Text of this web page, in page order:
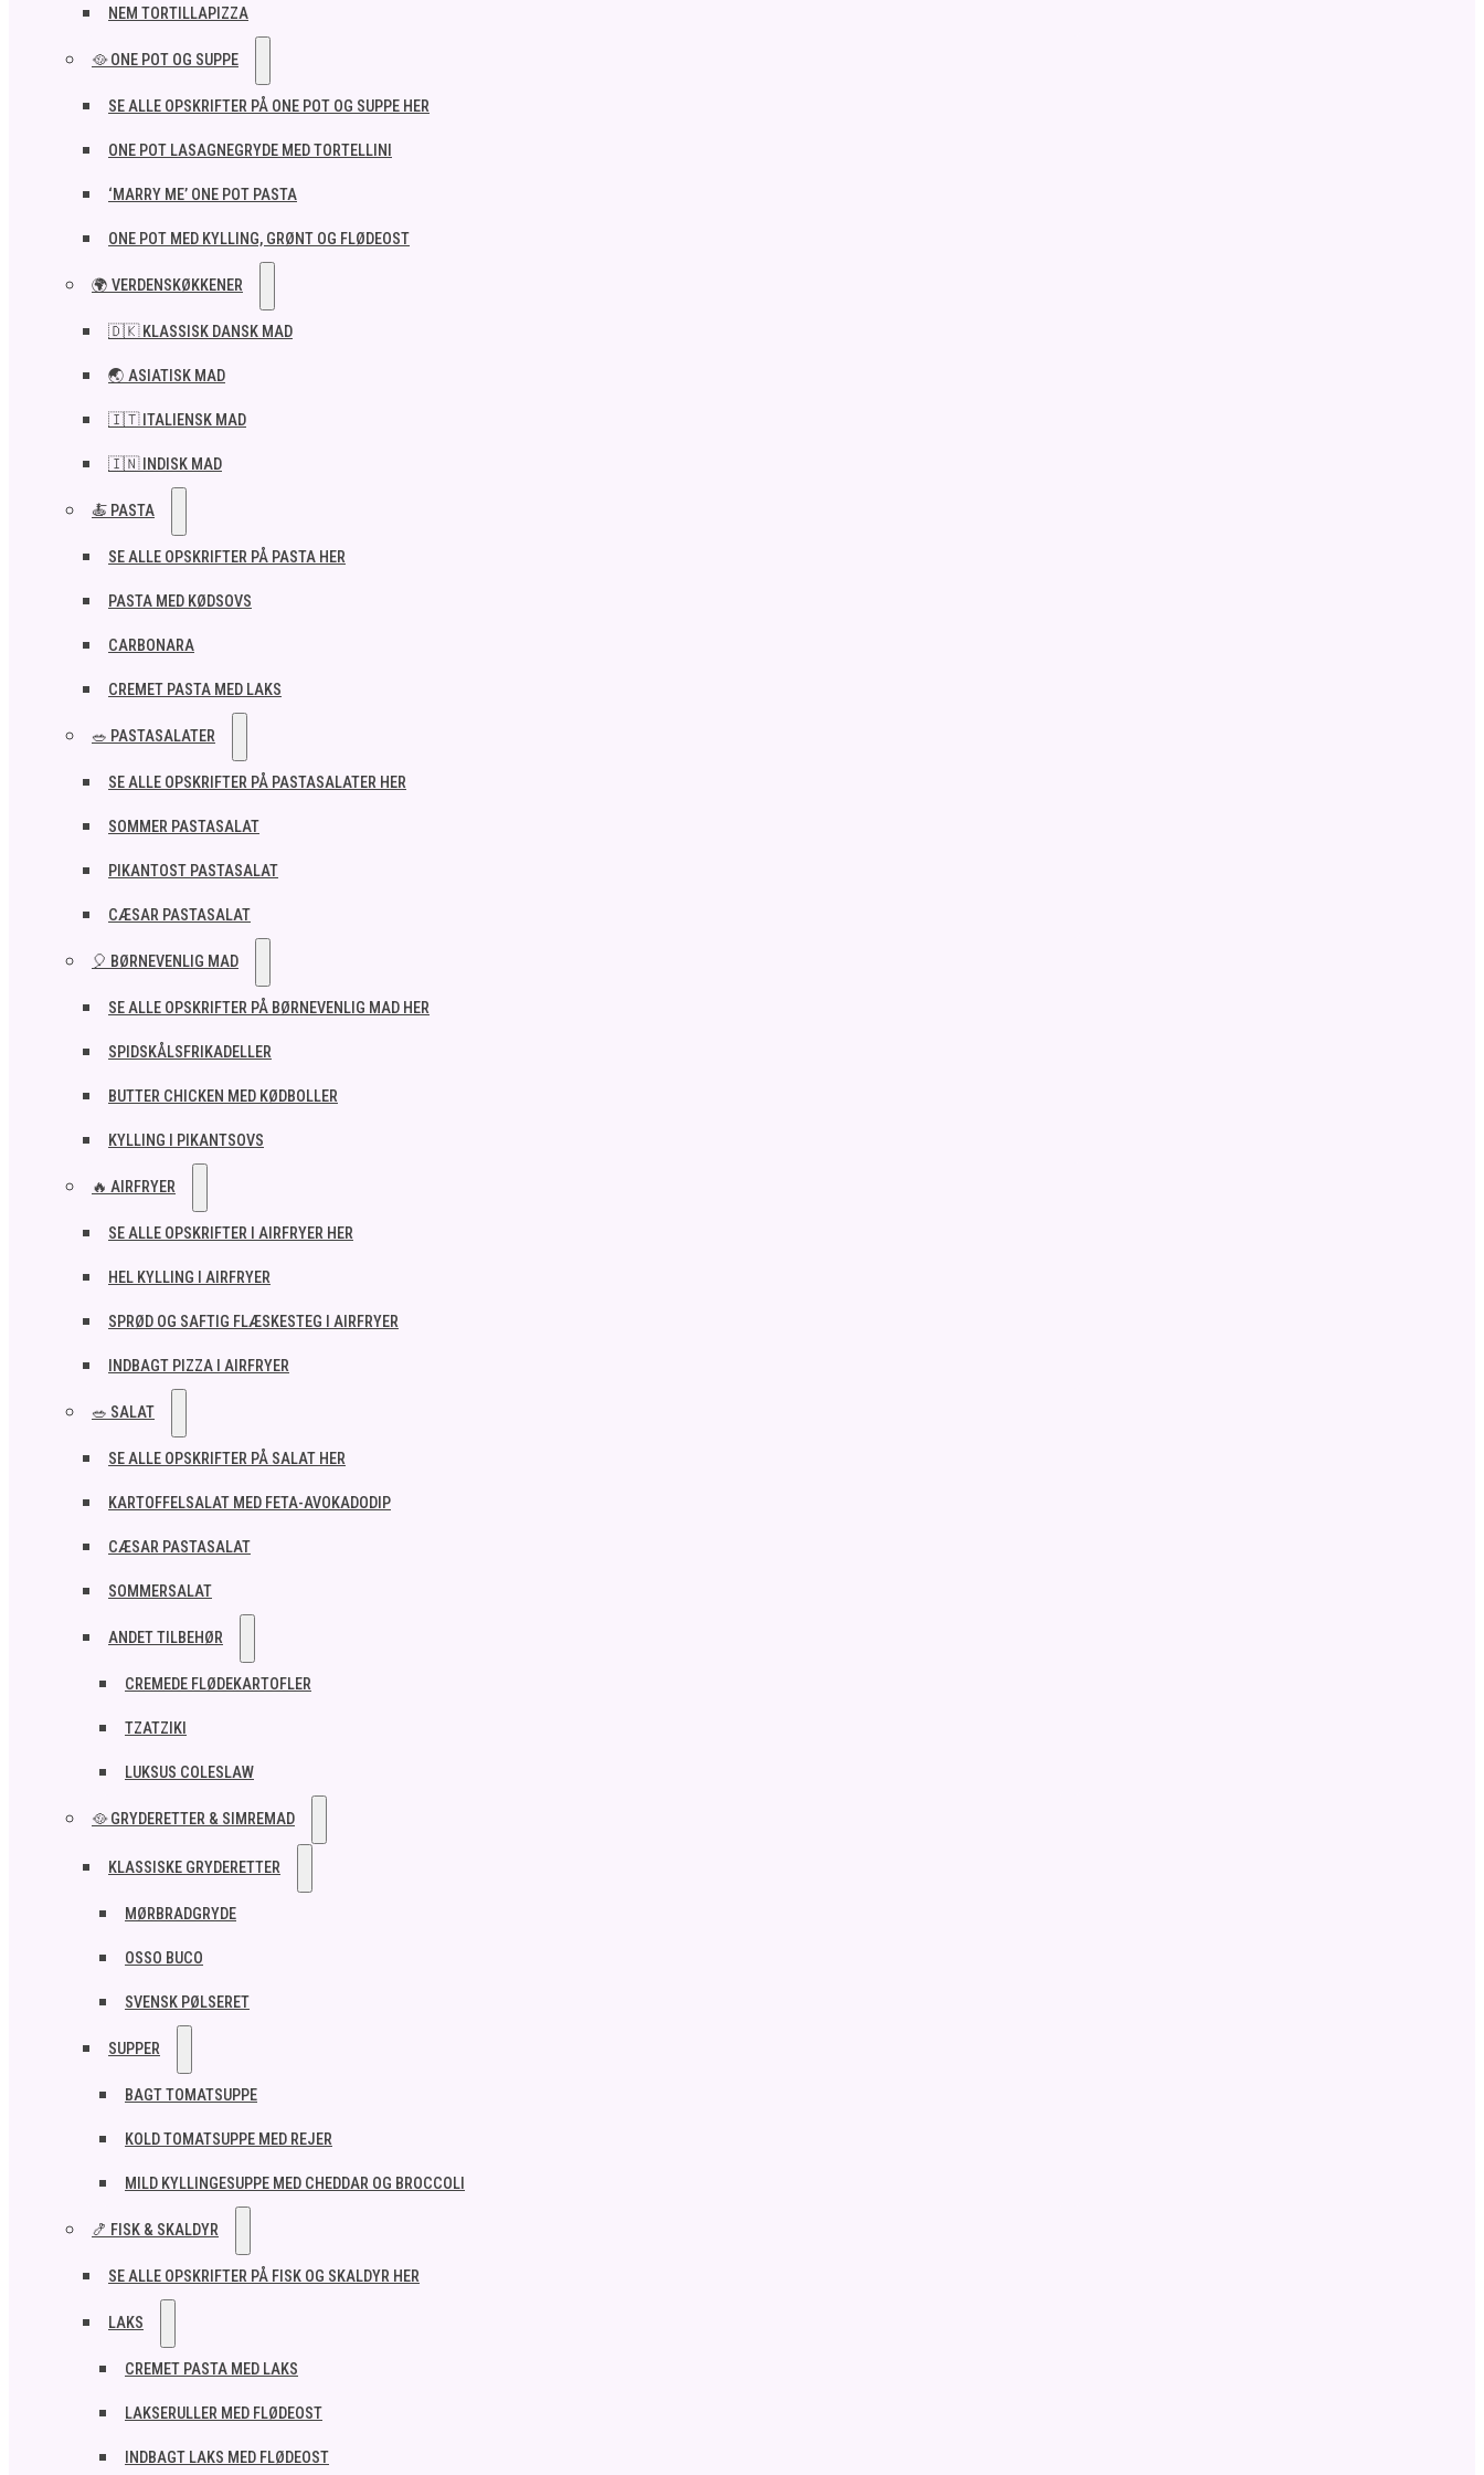
NEM TORTILLAPIZZA
🥘 ONE POT OG SUPPE
SE ALLE OPSKRIFTER PÅ ONE POT OG SUPPE HER
ONE POT LASAGNEGRYDE MED TORTELLINI
‘MARRY ME’ ONE POT PASTA
ONE POT MED KYLLING, GRØNT OG FLØDEOST
🌍 VERDENSKØKKENER
🇩🇰 KLASSISK DANSK MAD
🌏 ASIATISK MAD
🇮🇹 ITALIENSK MAD​
🇮🇳 INDISK MAD​
🍝 PASTA
SE ALLE OPSKRIFTER PÅ PASTA HER
PASTA MED KØDSOVS
CARBONARA
CREMET PASTA MED LAKS
🥗 PASTASALATER
SE ALLE OPSKRIFTER PÅ PASTASALATER HER
SOMMER PASTASALAT
PIKANTOST PASTASALAT
CÆSAR PASTASALAT
🎈 BØRNEVENLIG MAD
SE ALLE OPSKRIFTER PÅ BØRNEVENLIG MAD HER
SPIDSKÅLSFRIKADELLER
BUTTER CHICKEN MED KØDBOLLER
KYLLING I PIKANTSOVS
🔥 AIRFRYER
SE ALLE OPSKRIFTER I AIRFRYER HER
HEL KYLLING I AIRFRYER
SPRØD OG SAFTIG FLÆSKESTEG I AIRFRYER
INDBAGT PIZZA I AIRFRYER
🥗 SALAT
SE ALLE OPSKRIFTER PÅ SALAT HER
KARTOFFELSALAT MED FETA-AVOKADODIP
CÆSAR PASTASALAT
SOMMERSALAT
ANDET TILBEHØR
CREMEDE FLØDEKARTOFLER
TZATZIKI
LUKSUS COLESLAW
🥘 GRYDERETTER & SIMREMAD
KLASSISKE GRYDERETTER
MØRBRADGRYDE
OSSO BUCO
SVENSK PØLSERET
SUPPER
BAGT TOMATSUPPE
KOLD TOMATSUPPE MED REJER
MILD KYLLINGESUPPE MED CHEDDAR OG BROCCOLI
🍤 FISK & SKALDYR
SE ALLE OPSKRIFTER PÅ FISK OG SKALDYR HER
LAKS
CREMET PASTA MED LAKS
LAKSERULLER MED FLØDEOST
INDBAGT LAKS MED FLØDEOST